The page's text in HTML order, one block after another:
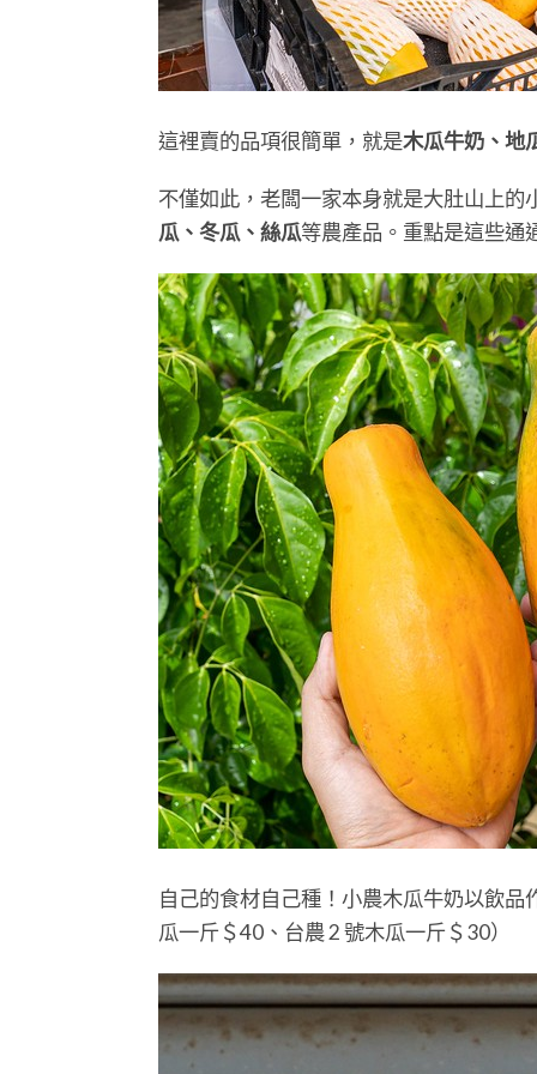
這裡賣的品項很簡單，就是木瓜牛奶、地
不僅如此，老闆一家本身就是大肚山上的
瓜、冬瓜、絲瓜等農產品。重點是這些通
自己的食材自己種！小農木瓜牛奶以飲
瓜一斤＄40、台農 2 號木瓜一斤＄30）